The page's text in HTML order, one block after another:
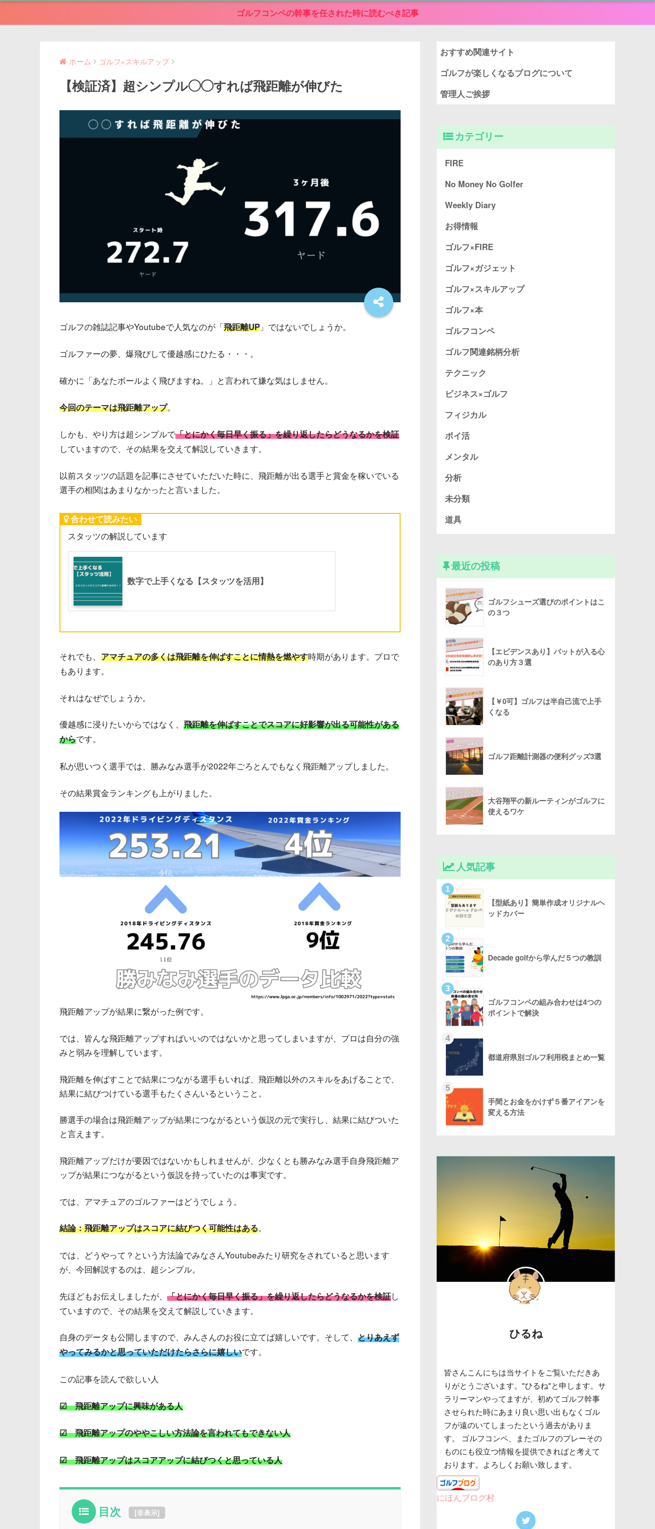
ゴルフコンペの幹事を任された時に読むべき記事
ホーム ゴルフ×スキルアップ
【検証済】超シンプル◯◯すれば飛距離が伸びた
ゴルフの雑誌記事やYoutubeで人気なのが「飛距離UP 」ではないでしょうか。
ゴルファーの夢、爆飛びして優越感にひたる・・・。
確かに「あなたボールよく飛びますね。」と言われて嫌な気はしません。
今回のテーマは飛距離アップ。
しかも、やり方は超シンプルで「とにかく毎日早く振る」を繰り返したらどうなるかを検証
していますので、その結果を交えて解説していきます。
以前スタッツの話題を記事にさせていただいた時に、飛距離が出る選手と賞金を稼いでいる
選手の相関はあまりなかったと言いました。
合わせて読みたい
スタッツの解説しています
数字で上手くなる【スタッツを活用】
それでも、 アマチュアの多くは飛距離を伸ばすことに情熱を燃やす時期があります。プロで
もあります。
それはなぜでしょうか。
優越感に浸りたいからではなく、 飛距離を伸ばすことでスコアに好影響が出る可能性がある
からです。
私が思いつく選手では、勝みなみ選手が2022年ごろとんでもなく飛距離アップしました。
その結果賞金ランキングも上がりました。
飛距離アップが結果に繋がった例です。
では、皆んな飛距離アップすればいいのではないかと思ってしまいますが、プロは自分の強
みと弱みを理解しています。
飛距離を伸ばすことで結果につながる選手もいれば、飛距離以外のスキルをあげることで、
結果に結びつけている選手もたくさんいるということ。
勝選手の場合は飛距離アップが結果につながるという仮説の元で実行し、結果に結びついた
と言えます。
飛距離アップだけが要因ではないかもしれませんが、少なくとも勝みなみ選手自身飛距離ア
ップが結果につながるという仮説を持っていたのは事実です。
では、アマチュアのゴルファーはどうでしょう。
結論：飛距離アップはスコアに結びつく可能性はある。
では、どうやって？という方法論でみなさんYoutubeみたり研究をされていると思います
が、今回解説するのは、超シンプル。
先ほどもお伝えしましたが、 「とにかく毎日早く振る」を繰り返したらどうなるかを検証し
ていますので、その結果を交えて解説していきます。
自身のデータも公開しますので、みんさんのお役に立てば嬉しいです。そして、 とりあえず
やってみるかと思っていただけたらさらに嬉しいです。
この記事を読んで欲しい人
☑︎ 飛距離アップに興味がある人
☑︎ 飛距離アップのややこしい方法論を言われてもできない人
☑︎ 飛距離アップはスコアアップに結びつくと思っている人
目次 [非表示]
おすすめ関連サイト
ゴルフが楽しくなるブログについて
管理人ご挨拶
カテゴリー
FIRE
No Money No Golfer
Weekly Diary
お得情報
ゴルフ×FIRE
ゴルフ×ガジェット
ゴルフ×スキルアップ
ゴルフ×本
ゴルフコンペ
ゴルフ関連銘柄分析
テクニック
ビジネス×ゴルフ
フィジカル
ポイ活
メンタル
分析
未分類
道具
最近の投稿
ゴルフシューズ選びのポイントはこ
の３つ
【エビデンスあり】パットが入る心
のあり方３選
【￥0可】ゴルフは半自己流で上手
くなる
ゴルフ距離計測器の便利グッズ3選
大谷翔平の新ルーティンがゴルフに
使えるワケ
人気記事
1
【型紙あり】簡単作成オリジナルヘ
ッドカバー
2
Decade golfから学んだ５つの教訓
3
ゴルフコンペの組み合わせは4つの
ポイントで解決
4
都道府県別ゴルフ利用税まとめ一覧
5
手間とお金をかけず５番アイアンを
変える方法
ひるね
皆さんこんにちは当サイトをご覧いただきあ
りがとうございます。"ひるね"と申します。サ
ラリーマンやってますが、初めてゴルフ幹事
させられた時にあまり良い思い出もなくゴル
フが遠のいてしまったという過去がありま
す。 ゴルフコンペ、またゴルフのプレーその
ものにも役立つ情報を提供できればと考えて
おります。よろしくお願い致します。
にほんブログ村